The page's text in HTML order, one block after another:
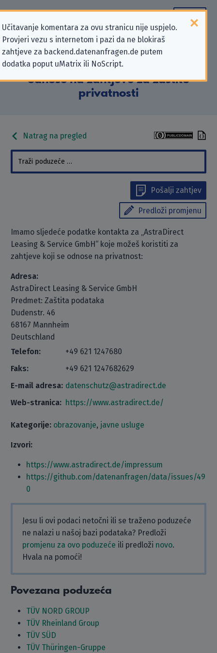
Učitavanje komentara za ovu stranicu nije uspjelo.
Provjeri vezu s internetom i pazi da ne blokiraš
zahtjeve za backend.datenanfragen.de putem
dodatka poput uMatrix ili NoScript.
Podaci kontakta „AstraDirect
Leasing & Service GmbH” koji se
odnose na zahtjeve za zaštitu
privatnosti
Natrag na pregled
Pošalji zahtjev
Predloži promjenu
Imamo sljedeće podatke kontakta za „AstraDirect
Leasing & Service GmbH“ koje možeš koristiti za
zahtjeve koji se odnose na privatnost:
Adresa:
AstraDirect Leasing & Service GmbH
Predmet: Zaštita podataka
Dudenstr. 46
68167 Mannheim
Deutschland
Telefon:
+49 621 1247680
Faks:
+49 621 1247682629
E-mail adresa: datenschutz@astradirect.de
Web-stranica: https://www.astradirect.de/
Kategorije: obrazovanje, javne usluge
Izvori:
https://www.astradirect.de/impressum
https://github.com/datenanfragen/data/issues/49
0
Jesu li ovi podaci netočni ili se traženo poduzeće
ne nalazi u našoj bazi podataka? Predloži
promjenu za ovo poduzeće ili predloži novo.
Hvala na pomoći!
Povezana poduzeća
TÜV NORD GROUP
TÜV Rheinland Group
TÜV SÜD
TÜV Thüringen-Gruppe